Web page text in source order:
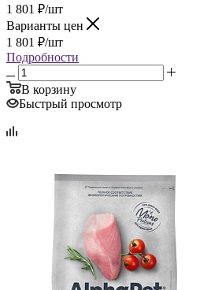
1 801 ₽/шт
Варианты цен
1 801 ₽/шт
Подробности
В корзину
Быстрый просмотр